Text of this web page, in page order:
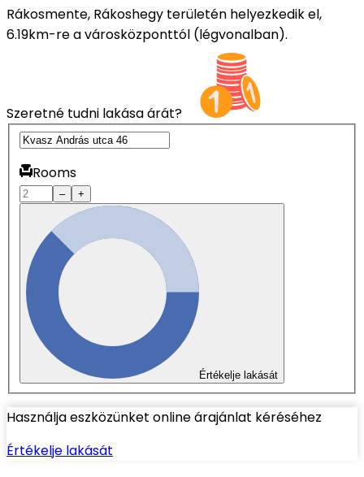
Rákosmente, Rákoshegy területén helyezkedik el,
6.19km-re a városközponttól (légvonalban).
Szeretné tudni lakása árát?
Rooms
– +
Értékelje lakását
Használja eszközünket online árajánlat kéréséhez
Értékelje lakását